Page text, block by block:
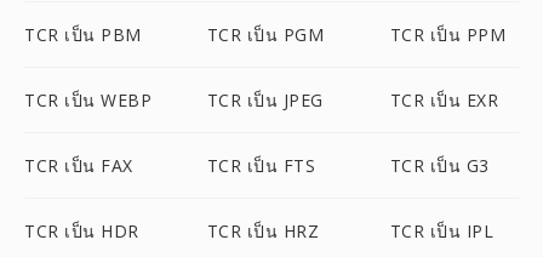
TCR เป็น PBM TCR เป็น PGM TCR เป็น PPM
TCR เป็น WEBP TCR เป็น JPEG TCR เป็น EXR
TCR เป็น FAX TCR เป็น FTS TCR เป็น G3
TCR เป็น HDR TCR เป็น HRZ TCR เป็น IPL